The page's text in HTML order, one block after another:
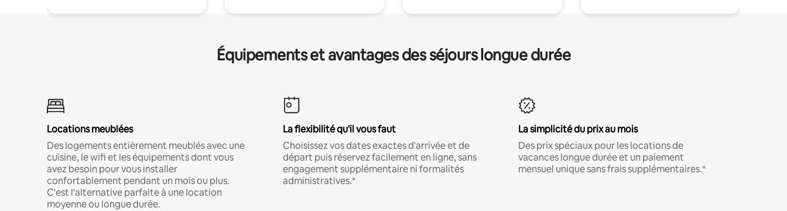
Équipements et avantages des séjours longue durée
Locations meublées
Des logements entièrement meublés avec une
cuisine, le wifi et les équipements dont vous
avez besoin pour vous installer
confortablement pendant un mois ou plus.
C'est l'alternative parfaite à une location
moyenne ou longue durée.
La flexibilité qu'il vous faut
Choisissez vos dates exactes d'arrivée et de
départ puis réservez facilement en ligne, sans
engagement supplémentaire ni formalités
administratives.*
La simplicité du prix au mois
Des prix spéciaux pour les locations de
vacances longue durée et un paiement
mensuel unique sans frais supplémentaires.*